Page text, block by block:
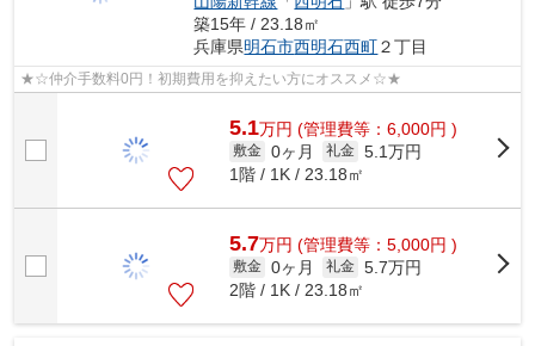
築15年 / 23.18㎡
兵庫県明石市西明石西町２丁目
★☆仲介手数料0円！初期費用を抑えたい方にオススメ☆★
5.1万円 (管理費等：6,000円 )
敷金 0ヶ月 礼金 5.1万円
1階 / 1K / 23.18㎡
5.7万円 (管理費等：5,000円 )
敷金 0ヶ月 礼金 5.7万円
2階 / 1K / 23.18㎡